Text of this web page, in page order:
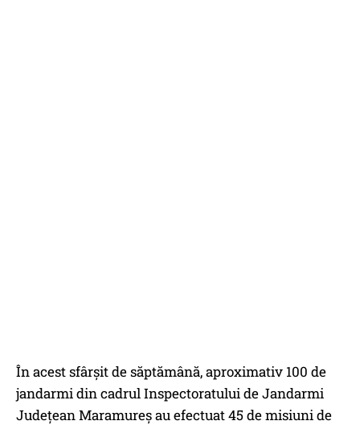
În acest sfârșit de săptămână, aproximativ 100 de
jandarmi din cadrul Inspectoratului de Jandarmi
Județean Maramureș au efectuat 45 de misiuni de